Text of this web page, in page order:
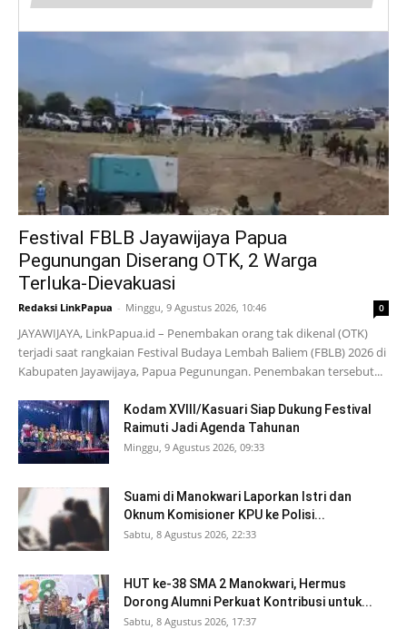
Festival FBLB Jayawijaya Papua
Pegunungan Diserang OTK, 2 Warga
Terluka-Dievakuasi
Redaksi LinkPapua - Minggu, 9 Agustus 2026, 10:46 0
JAYAWIJAYA, LinkPapua.id – Penembakan orang tak dikenal (OTK)
terjadi saat rangkaian Festival Budaya Lembah Baliem (FBLB) 2026 di
Kabupaten Jayawijaya, Papua Pegunungan. Penembakan tersebut...
Kodam XVIII/Kasuari Siap Dukung Festival
Raimuti Jadi Agenda Tahunan
Minggu, 9 Agustus 2026, 09:33
Suami di Manokwari Laporkan Istri dan
Oknum Komisioner KPU ke Polisi...
Sabtu, 8 Agustus 2026, 22:33
HUT ke-38 SMA 2 Manokwari, Hermus
Dorong Alumni Perkuat Kontribusi untuk...
Sabtu, 8 Agustus 2026, 17:37